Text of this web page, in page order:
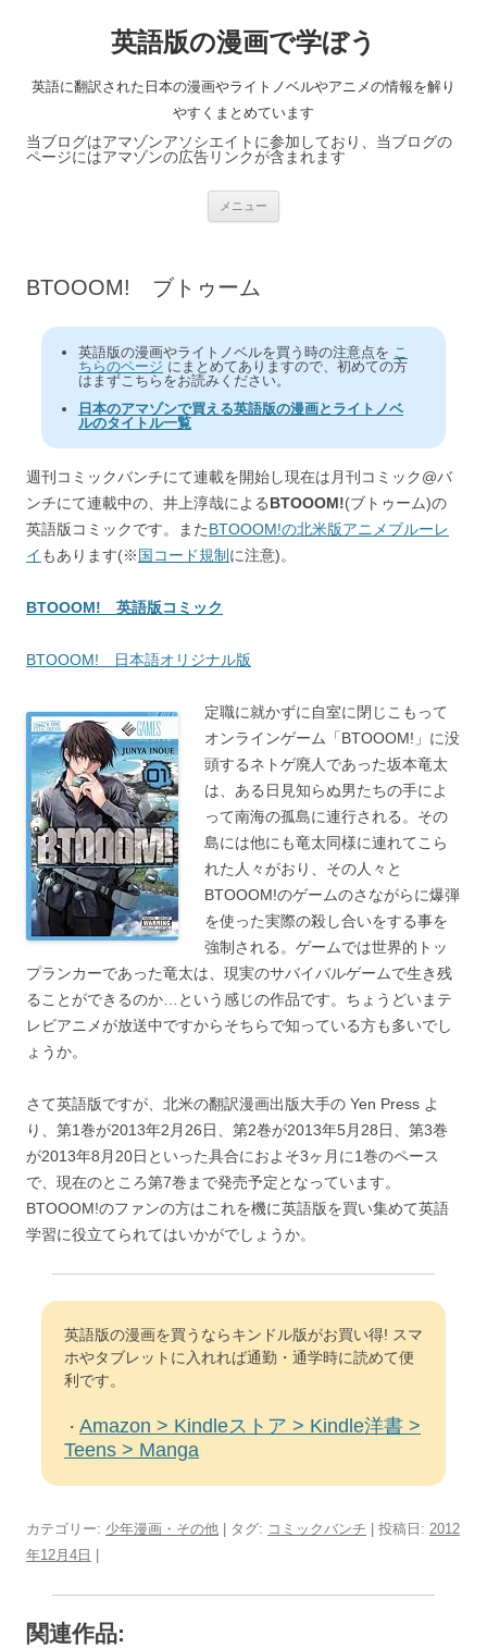
英語版の漫画で学ぼう
英語に翻訳された日本の漫画やライトノベルやアニメの情報を解り
やすくまとめています
当ブログはアマゾンアソシエイトに参加しており、当ブログの
ページにはアマゾンの広告リンクが含まれます
メニュー
BTOOOM! ブトゥーム
英語版の漫画やライトノベルを買う時の注意点を こ
ちらのページ にまとめてありますので、初めての方
はまずこちらをお読みください。
日本のアマゾンで買える英語版の漫画とライトノベ
ルのタイトル一覧
週刊コミックバンチにて連載を開始し現在は月刊コミック@バ
ンチにて連載中の、井上淳哉によるBTOOOM!(ブトゥーム)の
英語版コミックです。またBTOOOM!の北米版アニメブルーレ
イ もあります(※ 国コード規制 に注意)。
BTOOOM! 英語版コミック
BTOOOM! 日本語オリジナル版
定職に就かずに自室に閉じこもって
オンラインゲーム「BTOOOM!」に没
頭するネトゲ廃人であった坂本竜太
は、ある日見知らぬ男たちの手によ
って南海の孤島に連行される。その
島には他にも竜太同様に連れてこら
れた人々がおり、その人々と
BTOOOM!のゲームのさながらに爆弾
を使った実際の殺し合いをする事を
強制される。ゲームでは世界的トッ
プランカーであった竜太は、現実のサバイバルゲームで生き残
ることができるのか…という感じの作品です。ちょうどいまテ
レビアニメが放送中ですからそちらで知っている方も多いでし
ょうか。
さて英語版ですが、北米の翻訳漫画出版大手の Yen Press よ
り、第1巻が2013年2月26日、第2巻が2013年5月28日、第3巻
が2013年8月20日といった具合におよそ3ヶ月に1巻のペース
で、現在のところ第7巻まで発売予定となっています。
BTOOOM!のファンの方はこれを機に英語版を買い集めて英語
学習に役立てられてはいかがでしょうか。
英語版の漫画を買うならキンドル版がお買い得! スマ
ホやタブレットに入れれば通勤・通学時に読めて便
利です。
・ Amazon > Kindleストア > Kindle洋書 >
Teens > Manga
カテゴリー: 少年漫画・その他 | タグ: コミックバンチ | 投稿日: 2012
年12月4日
関連作品: